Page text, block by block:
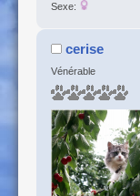
Sexe:
cerise
Vénérable